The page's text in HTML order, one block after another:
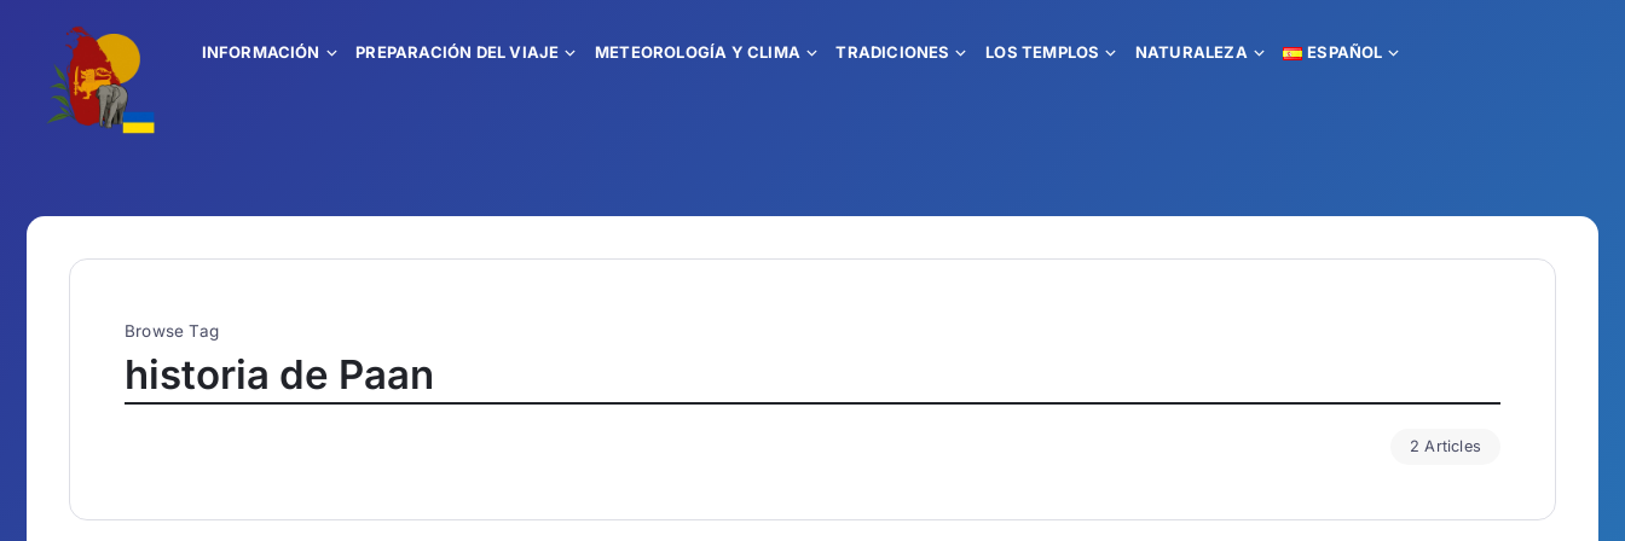
INFORMACIÓN PREPARACIÓN DEL VIAJE METEOROLOGÍA Y CLIMA TRADICIONES LOS TEMPLOS NATURALEZA ESPAÑOL
Browse Tag
historia de Paan
2 Articles